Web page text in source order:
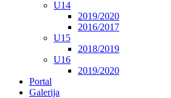
U14
2019/2020
2016/2017
U15
2018/2019
U16
2019/2020
Portal
Galerija